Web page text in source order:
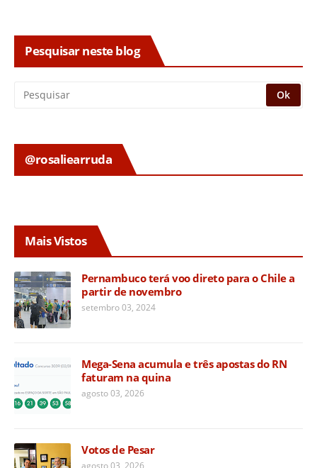
Pesquisar neste blog
@rosaliearruda
Mais Vistos
Pernambuco terá voo direto para o Chile a
partir de novembro
setembro 03, 2024
Mega-Sena acumula e três apostas do RN
faturam na quina
agosto 03, 2026
Votos de Pesar
agosto 03, 2026